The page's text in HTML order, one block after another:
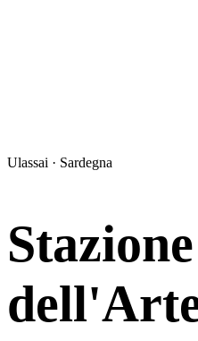
Ulassai · Sardegna
Stazione